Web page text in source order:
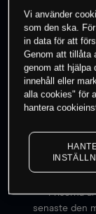
0% av
Priserna
senaste den
Vi använder
som den ska.
in data för att
Genom att tillåta
genom att hjälpa
innehåll eller
alla cookies" för
hantera